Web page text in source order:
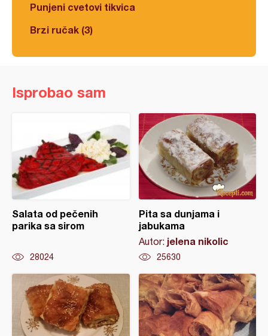
Punjeni cvetovi tikvica
Brzi ručak (3)
Isprobao sam
Salata od pečenih
parika sa sirom
28024
Pita sa dunjama i
jabukama
Autor: jelena nikolic
25630